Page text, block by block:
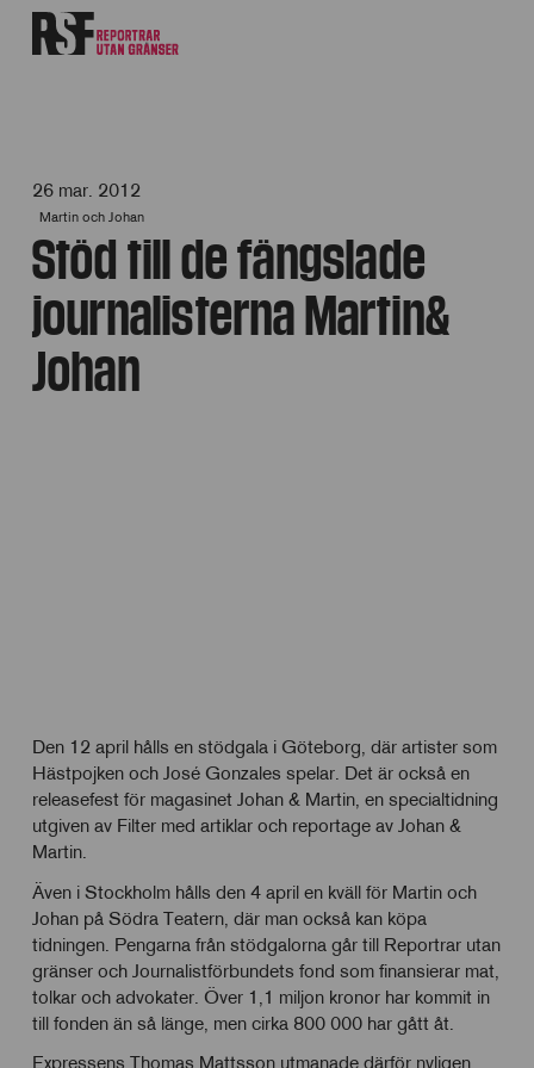
26 mar. 2012
Martin och Johan
Stöd till de fängslade
journalisterna Martin&
Johan
Den 12 april hålls en stödgala i Göteborg, där artister som
Hästpojken och José Gonzales spelar. Det är också en
releasefest för magasinet Johan & Martin, en specialtidning
utgiven av Filter med artiklar och reportage av Johan &
Martin.
Även i Stockholm hålls den 4 april en kväll för Martin och
Johan på Södra Teatern, där man också kan köpa
tidningen. Pengarna från stödgalorna går till Reportrar utan
gränser och Journalistförbundets fond som finansierar mat,
tolkar och advokater. Över 1,1 miljon kronor har kommit in
till fonden än så länge, men cirka 800 000 har gått åt.
Expressens Thomas Mattsson utmanade därför nyligen